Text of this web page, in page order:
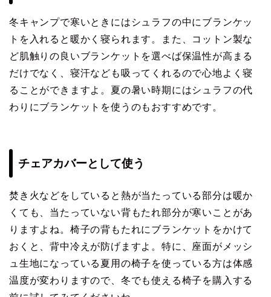
冬キャンプで寒いときにはシュラフの中にブランケッ
トを入れると暖かく寝られます。また、コットン製な
ど肌触りの良いブランケットを選べば保温性が高まる
だけでなく、寝汗なども吸ってくれるので心地よく寝
ることができますよ。夏の暑い時期にはシュラフの代
わりにブランケットを使うのもおすすめです。
チェアカバーとして使う
焚き火などをしていると熱が当たっている部分は暖か
くても、当たっていない背もたれ部分が寒いことがあ
りますよね。椅子の背もたれにブランケットをかけて
おくと、背中冷えが防げますよ。特に、座面がメッシ
ュ生地になっている夏用の椅子を使っている方は体感
温度が変わりますので、冬でも使える椅子を購入する